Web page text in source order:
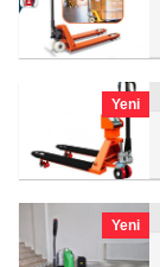
Yeni
Yeni